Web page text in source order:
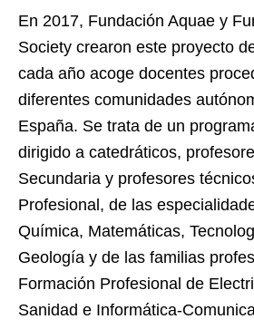
En 2017, Fundación Aquae y
Society crearon este proyecto
cada año acoge docentes
diferentes comunidades
España. Se trata de un
dirigido a catedráticos,
Secundaria y profesores
Profesional, de las
Química, Matemáticas,
Geología y de las familias
Formación Profesional de
Sanidad e Informática-